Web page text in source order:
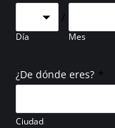
Día
/
Mes
¿De dónde eres? *
Ciudad